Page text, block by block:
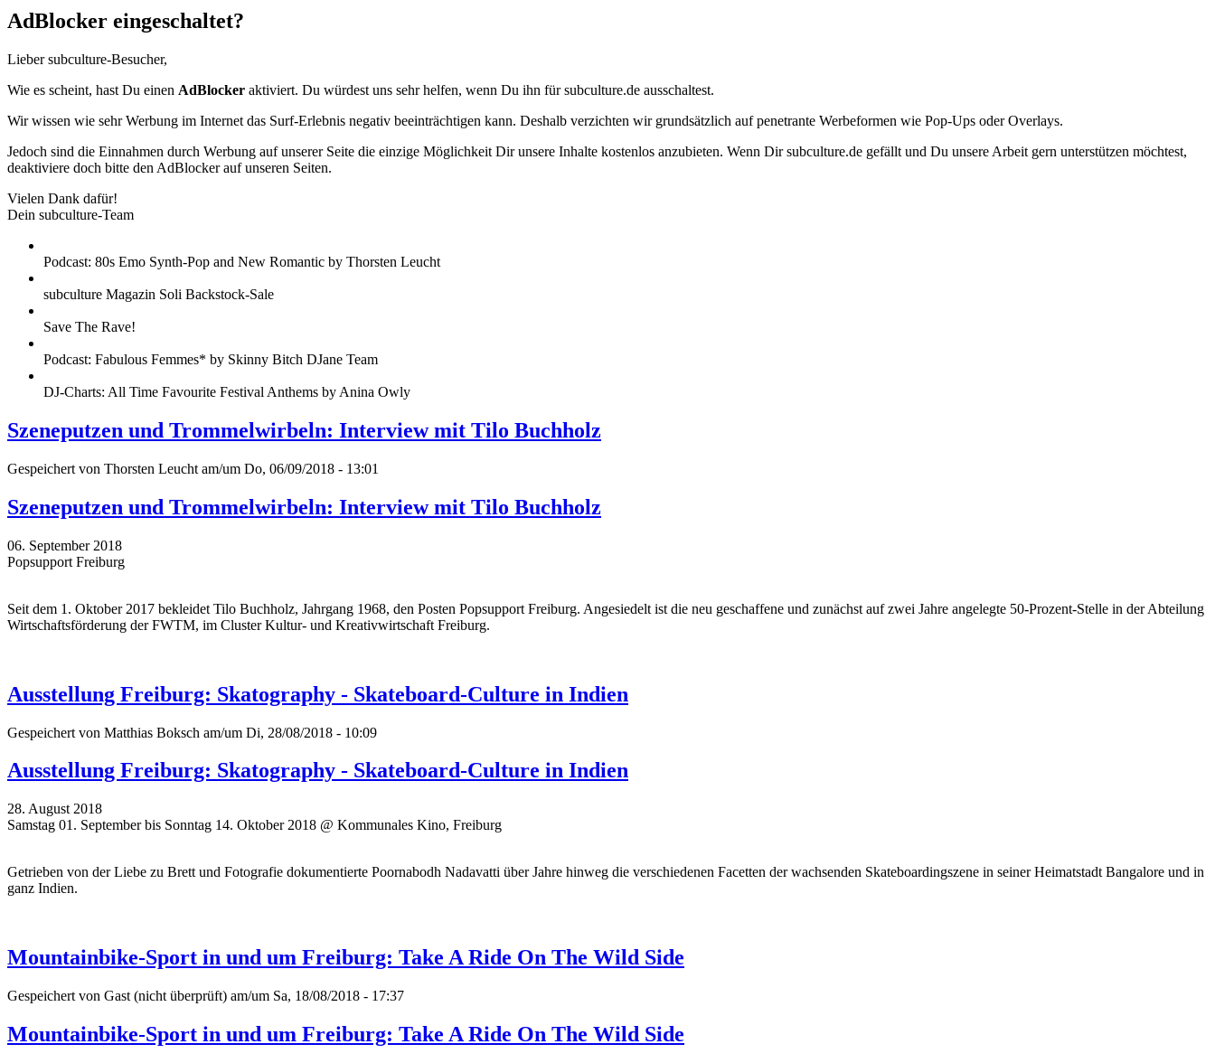
AdBlocker eingeschaltet?
Lieber subculture-Besucher,
Wie es scheint, hast Du einen AdBlocker aktiviert. Du würdest uns sehr helfen, wenn Du ihn für subculture.de ausschaltest.
Wir wissen wie sehr Werbung im Internet das Surf-Erlebnis negativ beeinträchtigen kann. Deshalb verzichten wir grundsätzlich auf penetrante Werbeformen wie Pop-Ups oder Overlays.
Jedoch sind die Einnahmen durch Werbung auf unserer Seite die einzige Möglichkeit Dir unsere Inhalte kostenlos anzubieten. Wenn Dir subculture.de gefällt und Du unsere Arbeit gern unterstützen möchtest,
deaktiviere doch bitte den AdBlocker auf unseren Seiten.
Vielen Dank dafür!
Dein subculture-Team
Podcast: 80s Emo Synth-Pop and New Romantic by Thorsten Leucht
subculture Magazin Soli Backstock-Sale
Save The Rave!
Podcast: Fabulous Femmes* by Skinny Bitch DJane Team
DJ-Charts: All Time Favourite Festival Anthems by Anina Owly
Szeneputzen und Trommelwirbeln: Interview mit Tilo Buchholz
Gespeichert von Thorsten Leucht am/um Do, 06/09/2018 - 13:01
Szeneputzen und Trommelwirbeln: Interview mit Tilo Buchholz
06. September 2018
Popsupport Freiburg
Seit dem 1. Oktober 2017 bekleidet Tilo Buchholz, Jahrgang 1968, den Posten Popsupport Freiburg. Angesiedelt ist die neu geschaffene und zunächst auf zwei Jahre angelegte 50-Prozent-Stelle in der Abteilung
Wirtschaftsförderung der FWTM, im Cluster Kultur- und Kreativwirtschaft Freiburg.
Ausstellung Freiburg: Skatography - Skateboard-Culture in Indien
Gespeichert von Matthias Boksch am/um Di, 28/08/2018 - 10:09
Ausstellung Freiburg: Skatography - Skateboard-Culture in Indien
28. August 2018
Samstag 01. September bis Sonntag 14. Oktober 2018 @ Kommunales Kino, Freiburg
Getrieben von der Liebe zu Brett und Fotografie dokumentierte Poornabodh Nadavatti über Jahre hinweg die verschiedenen Facetten der wachsenden Skateboardingszene in seiner Heimatstadt Bangalore und in
ganz Indien.
Mountainbike-Sport in und um Freiburg: Take A Ride On The Wild Side
Gespeichert von Gast (nicht überprüft) am/um Sa, 18/08/2018 - 17:37
Mountainbike-Sport in und um Freiburg: Take A Ride On The Wild Side